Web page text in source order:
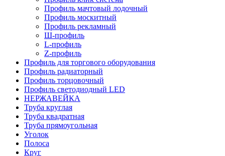
Профиль мачтовый лодочный
Профиль москитный
Профиль рекламный
Ш-профиль
L-профиль
Z-профиль
Профиль для торгового оборудования
Профиль радиаторный
Профиль торцовочный
Профиль светодиодный LED
НЕРЖАВЕЙКА
Труба круглая
Труба квадратная
Труба прямоугольная
Уголок
Полоса
Круг